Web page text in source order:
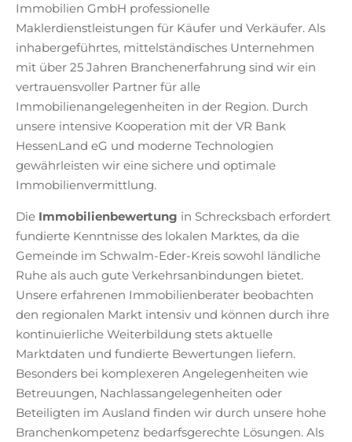
Immobilien GmbH professionelle
Maklerdienstleistungen für Käufer und Verkäufer. Als
inhabergeführtes, mittelständisches Unternehmen
mit über 25 Jahren Branchenerfahrung sind wir ein
vertrauensvoller Partner für alle
Immobilienangelegenheiten in der Region. Durch
unsere intensive Kooperation mit der VR Bank
HessenLand eG und moderne Technologien
gewährleisten wir eine sichere und optimale
Immobilienvermittlung.
Die Immobilienbewertung in Schrecksbach erfordert
fundierte Kenntnisse des lokalen Marktes, da die
Gemeinde im Schwalm-Eder-Kreis sowohl ländliche
Ruhe als auch gute Verkehrsanbindungen bietet.
Unsere erfahrenen Immobilienberater beobachten
den regionalen Markt intensiv und können durch ihre
kontinuierliche Weiterbildung stets aktuelle
Marktdaten und fundierte Bewertungen liefern.
Besonders bei komplexeren Angelegenheiten wie
Betreuungen, Nachlassangelegenheiten oder
Beteiligten im Ausland finden wir durch unsere hohe
Branchenkompetenz bedarfsgerechte Lösungen. Als